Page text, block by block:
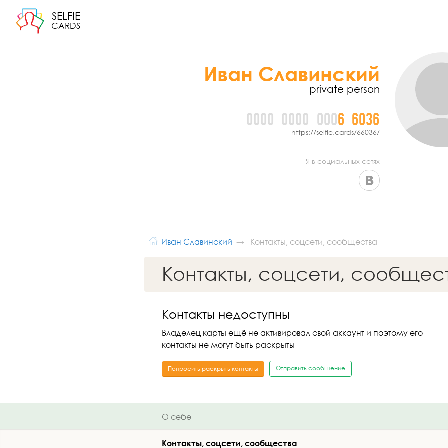
SELFIE
CARDS
Иван Славинский
private person
0000 0000 0006 6036
https://selfie.cards/66036/
Я в социальных сетях
Иван Славинский Контакты, соцсети, сообщества
Контакты, соцсети,
Контакты недоступны
Владелец карты ещё не активировал свой аккаунт и поэтому его
контакты не могут быть раскрыты
Попросить раскрыть контакты Отправить сообщение
О себе
Контакты, соцсети, сообщества